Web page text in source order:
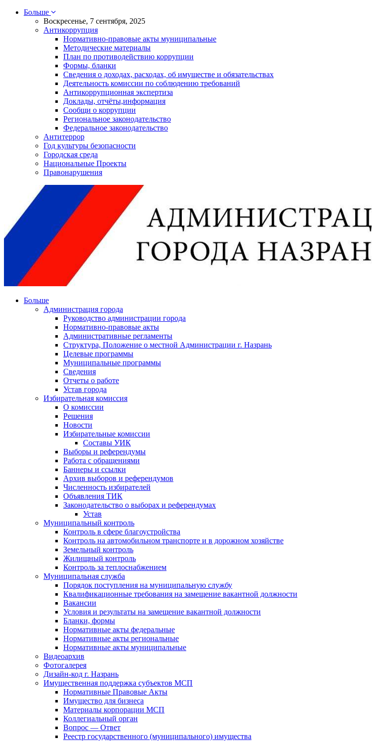
Больше
Воскресенье, 7 сентября, 2025
Антикоррупция
Нормативно-правовые акты муниципальные
Методические материалы
План по противодействию коррупции
Формы, бланки
Сведения о доходах, расходах, об имуществе и обязательствах
Деятельность комиссии по соблюдению требований
Антикоррупционная экспертиза
Доклады, отчёты,информация
Сообщи о коррупции
Региональное законодательство
Федеральное законодательство
Антитеррор
Год культуры безопасности
Городская среда
Национальные Проекты
Правонарушения
Больше
Администрация города
Руководство администрации города
Нормативно-правовые акты
Административные регламенты
Структура, Положение о местной Администрации г. Назрань
Целевые программы
Муниципальные программы
Сведения
Отчеты о работе
Устав города
Избирательная комиссия
О комиссии
Решения
Новости
Избирательные комиссии
Составы УИК
Выборы и референдумы
Работа с обращениями
Баннеры и ссылки
Архив выборов и референдумов
Численность избирателей
Объявления ТИК
Законодательство о выборах и референдумах
Устав
Муниципальный контроль
Контроль в сфере благоустройства
Контроль на автомобильном транспорте и в дорожном хозяйстве
Земельный контроль
Жилищный контроль
Контроль за теплоснабжением
Муниципальная служба
Порядок поступления на муниципальную службу
Квалификационные требования на замещение вакантной должности
Вакансии
Условия и результаты на замещение вакантной должности
Бланки, формы
Нормативные акты федеральные
Нормативные акты региональные
Нормативные акты муниципальные
Видеоархив
Фотогалерея
Дизайн-код г. Назрань
Имущественная поддержка субъектов МСП
Нормативные Правовые Акты
Имущество для бизнеса
Материалы корпорации МСП
Коллегиальный орган
Вопрос — Ответ
Реестр государственного (муниципального) имущества